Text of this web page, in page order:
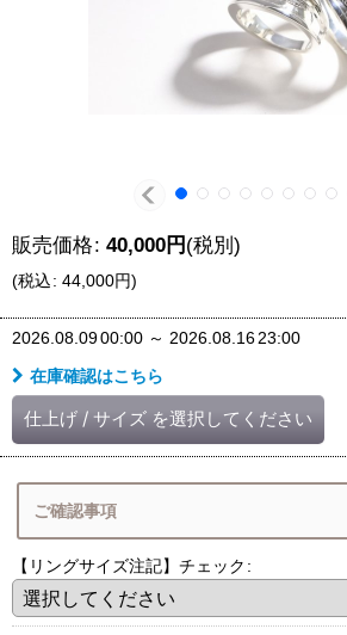
販売価格: 40,000円 (税別)
(税込: 44,000円)
2026.08.0900:00 ～ 2026.08.1623:00
在庫確認はこちら
仕上げ / サイズ を選択してください
ご確認事項
ご確認いただけましたでしょうか？
Q&A リングサイズガイド
【リングサイズ注記】チェック :